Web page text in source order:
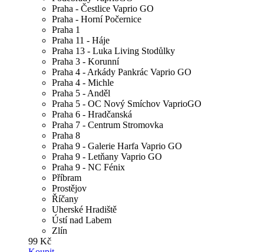
Praha - Čestlice Vaprio GO
Praha - Horní Počernice
Praha 1
Praha 11 - Háje
Praha 13 - Luka Living Stodůlky
Praha 3 - Korunní
Praha 4 - Arkády Pankrác Vaprio GO
Praha 4 - Michle
Praha 5 - Anděl
Praha 5 - OC Nový Smíchov VaprioGO
Praha 6 - Hradčanská
Praha 7 - Centrum Stromovka
Praha 8
Praha 9 - Galerie Harfa Vaprio GO
Praha 9 - Letňany Vaprio GO
Praha 9 - NC Fénix
Příbram
Prostějov
Říčany
Uherské Hradiště
Ústí nad Labem
Zlín
99 Kč